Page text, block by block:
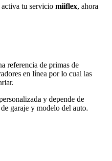
activa tu servicio miiflex, ahora
referencia de primas de
en línea por lo cual las
y depende de
garaje y modelo del auto.